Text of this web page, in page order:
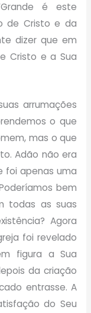
é este
de Cristo e da
dizer que em
Cristo e a Sua
arrumações
o que
mas o que
Adão não era
foi apenas uma
bem
todas as suas
Agora
foi revelado
figura a Sua
da criação
entrasse. A
do Seu